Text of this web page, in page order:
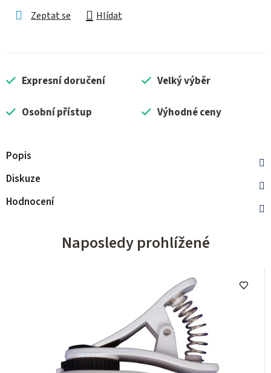
Zeptat se Hlídat
Expresní doručení Velký výběr
Osobní přístup Výhodné ceny
Popis
Diskuze
Hodnocení
Naposledy prohlížené